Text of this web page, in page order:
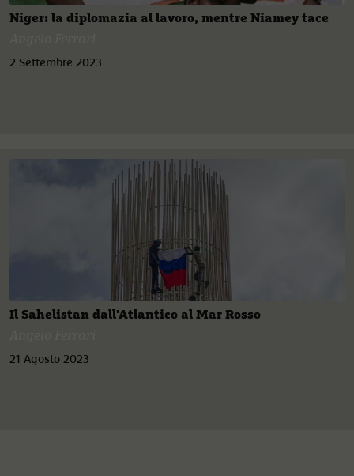
Niger: la diplomazia al lavoro, mentre Niamey tace
2 Settembre 2023
Il Sahelistan dall'Atlantico al Mar Rosso
21 Agosto 2023